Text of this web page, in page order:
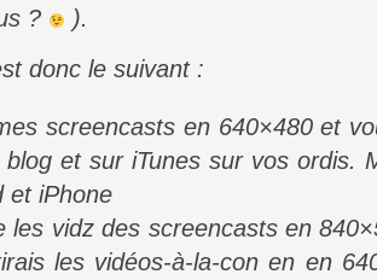
?
).
donc le suivant :
screencasts en 640×480 et
et sur iTunes sur vos ordis.
et iPhone
les vidz des screencasts en
les vidéos-à-la-con en en